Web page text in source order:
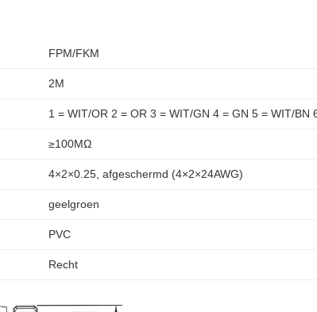
FPM/FKM
2M
1 = WIT/OR 2 = OR 3 = WIT/GN 4 = GN 5 = WIT/BN
≥100MΩ
4×2×0.25, afgeschermd (4×2×24AWG)
geelgroen
PVC
Recht